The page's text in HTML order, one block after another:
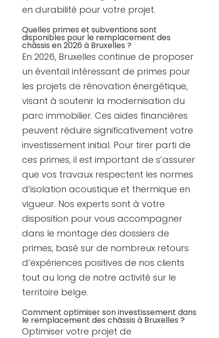
en durabilité pour votre projet.
Quelles primes et subventions sont
disponibles pour le remplacement des
châssis en 2026 à Bruxelles ?
En 2026, Bruxelles continue de proposer
un éventail intéressant de primes pour
les projets de rénovation énergétique,
visant à soutenir la modernisation du
parc immobilier. Ces aides financières
peuvent réduire significativement votre
investissement initial. Pour tirer parti de
ces primes, il est important de s’assurer
que vos travaux respectent les normes
d’isolation acoustique et thermique en
vigueur. Nos experts sont à votre
disposition pour vous accompagner
dans le montage des dossiers de
primes, basé sur de nombreux retours
d’expériences positives de nos clients
tout au long de notre activité sur le
territoire belge.
Comment optimiser son investissement dans
le remplacement des châssis à Bruxelles ?
Optimiser votre projet de